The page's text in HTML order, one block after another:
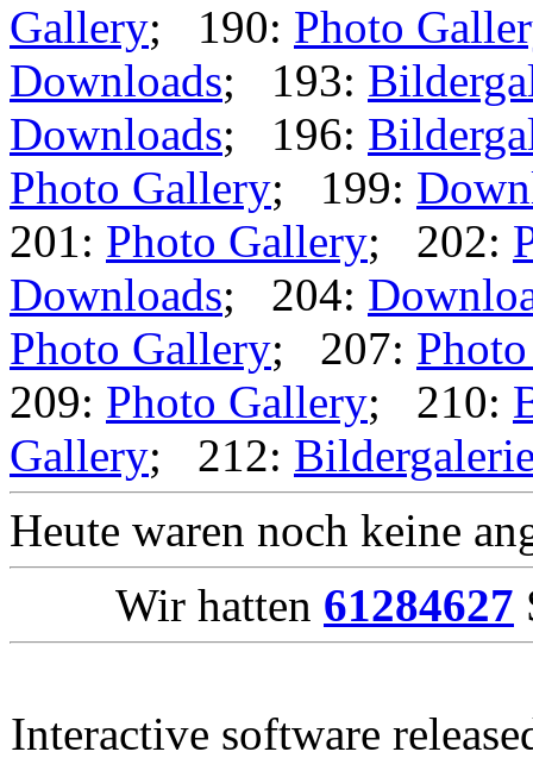
Gallery; 190: Photo
Downloads; 193:
Downloads; 196:
Photo Gallery; 199:
201: Photo Gallery; 202:
Downloads; 204:
Photo Gallery; 207:
209: Photo Gallery; 210:
Gallery; 212:
Heute waren noch keine
Wir hatten 61284627
Interactive software